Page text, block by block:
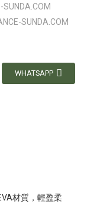
SUNDA.COM
SUNDA.COM
WHATSAPP
材質，輕盈柔